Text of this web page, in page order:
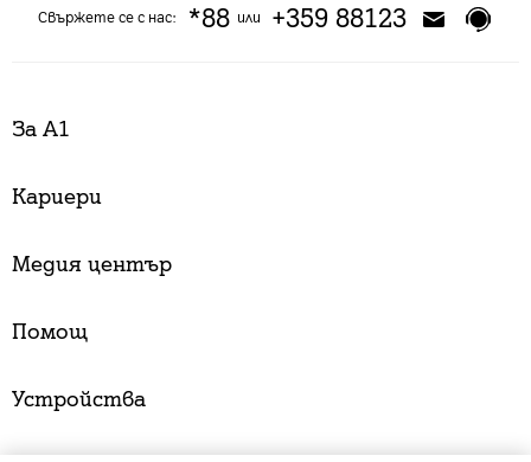
Свържете се с нас: *88или +359 88123
За А1
Кариери
Медия център
Помощ
Устройства